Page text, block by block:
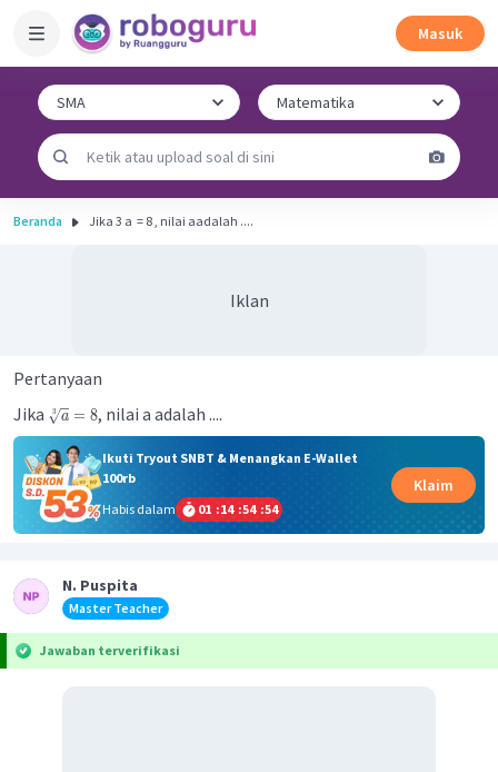
Masuk
Beranda Jika 3 a ​ = 8 , nilai aadalah ....
Iklan
Pertanyaan
Jika
3 a = 8, nilai a adalah ....
Ikuti Tryout SNBT & Menangkan E-Wallet
100rb
Habis dalam
01 :14 :54 :54
Klaim
N. Puspita
Master Teacher
Jawaban terverifikasi